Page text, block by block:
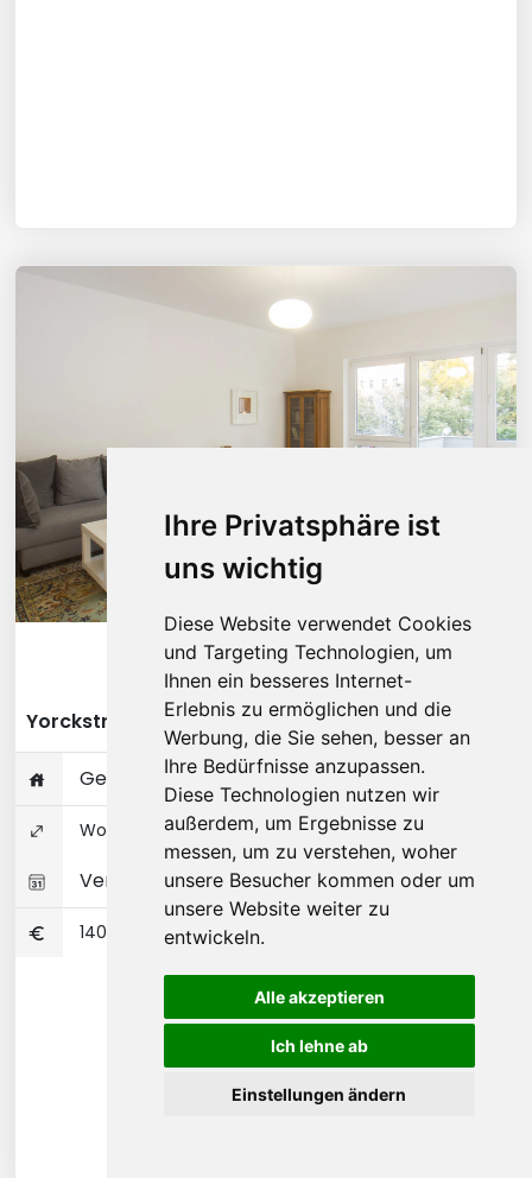
Ihre Privatsphäre ist
uns wichtig
Diese Website verwendet Cookies
und Targeting Technologien, um
Ihnen ein besseres Internet-
Erlebnis zu ermöglichen und die
Werbung, die Sie sehen, besser an
Ihre Bedürfnisse anzupassen.
Diese Technologien nutzen wir
außerdem, um Ergebnisse zu
messen, um zu verstehen, woher
unsere Besucher kommen oder um
unsere Website weiter zu
entwickeln.
Alle akzeptieren
Ich lehne ab
Einstellungen ändern
Diese Wohnung ansehen
Yorckstraße - Berlin
Gesamte Wohnung
Wohnungseigentum 45 ㎡
Verfügbar 01-01-2027
1400